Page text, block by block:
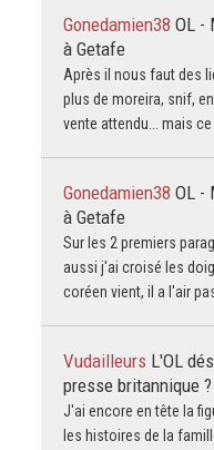
Gonedamien38 OL -
à Getafe
Après il nous faut des
plus de moreira, snif,
vente attendu... mais ce
Gonedamien38 OL -
à Getafe
Sur les 2 premiers
aussi j'ai croisé les
coréen vient, il a l'air
Vudailleurs L'OL
presse britannique ?
J'ai encore en tête la
les histoires de la